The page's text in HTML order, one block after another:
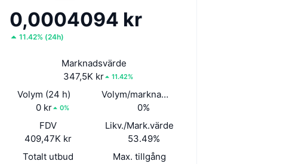
0,0004094 kr
11.42% (24h)
Marknadsvärde
347,5K kr
11.42%
Volym (24 h)
0 kr
0%
Volym/marknadsvärde (24h)
0%
FDV
409,47K kr
Likv./Mark.värde
53.49%
Totalt utbud
Max. tillgång